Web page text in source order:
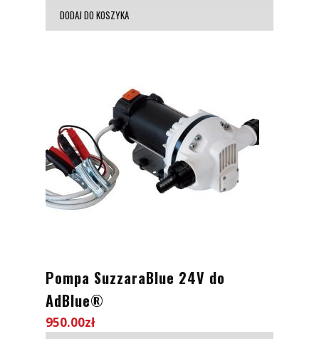
DODAJ DO KOSZYKA
Pompa SuzzaraBlue 24V do
AdBlue®
950.00zł